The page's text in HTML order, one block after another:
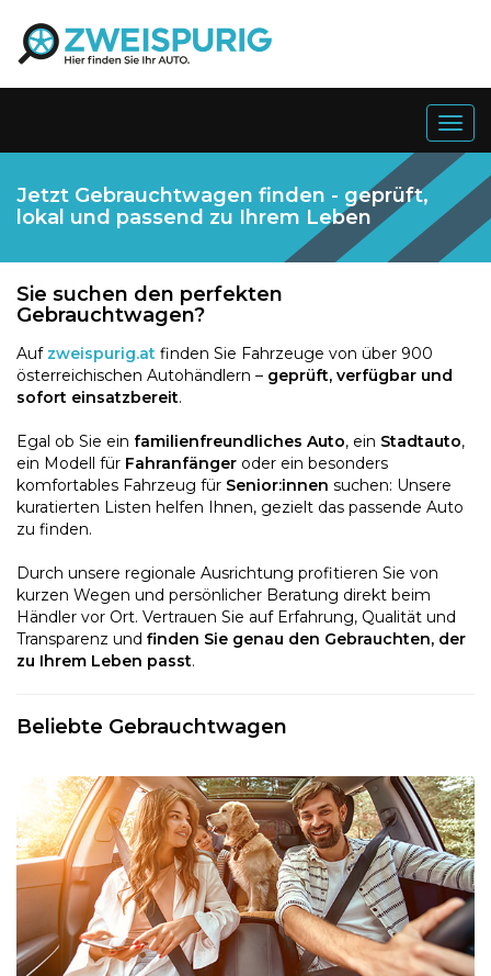
Jetzt Gebrauchtwagen finden - geprüft,
lokal und passend zu Ihrem Leben
Sie suchen den perfekten
Gebrauchtwagen?
Auf zweispurig.at finden Sie Fahrzeuge von über 900
österreichischen Autohändlern – geprüft, verfügbar und
sofort einsatzbereit.
Egal ob Sie ein familienfreundliches Auto, ein Stadtauto,
ein Modell für Fahranfänger oder ein besonders
komfortables Fahrzeug für Senior:innen suchen: Unsere
kuratierten Listen helfen Ihnen, gezielt das passende Auto
zu finden.
Durch unsere regionale Ausrichtung profitieren Sie von
kurzen Wegen und persönlicher Beratung direkt beim
Händler vor Ort. Vertrauen Sie auf Erfahrung, Qualität und
Transparenz und finden Sie genau den Gebrauchten, der
zu Ihrem Leben passt.
Beliebte Gebrauchtwagen